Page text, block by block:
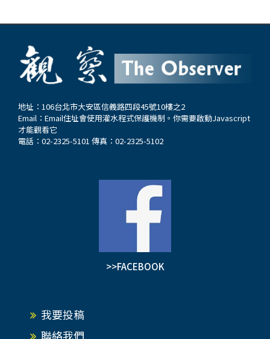
地址：106台北市大安區信義路四段45號10樓之2
Email： Email住址會使用灌水程式保護機制。你需要啟動Javascript
才能觀看它
電話：02-2325-5101 傳真：02-2325-5102
>>FACEBOOK
我要投稿
聯絡我們